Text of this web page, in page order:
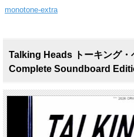
monotone-extra
Talking Heads トーキング・
Complete Soundboard